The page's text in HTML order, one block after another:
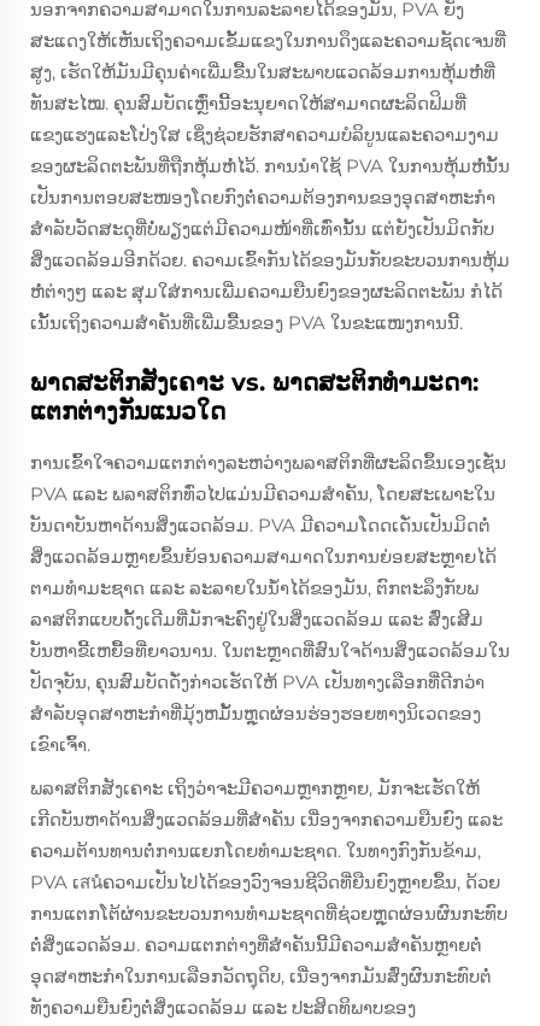
ນອກຈາກຄວາມສາມາດໃນການລະລາຍໄດ້ຂອງມັນ, PVA ຍັງ
ສະແດງໃຫ້ເຫັນເຖິງຄວາມເຂັ້ມແຂງໃນການດຶງແລະຄວາມຊັດເຈນທີ່
ສູງ, ເຮັດໃຫ້ມັນມີຄຸນຄ່າເພີ່ມຂື້ນໃນສະພາບແວດລ້ອມການຫຸ້ມຫໍ່ທີ່
ທັນສະໄໝ. ຄຸນສົມບັດເຫຼົ່ານີ້ອະນຸຍາດໃຫ້ສາມາດຜະລິດຟິມທີ່
ແຂງແຮງແລະໂປ່ງໃສ ເຊິ່ງຊ່ວຍຮັກສາຄວາມບໍລິບູນແລະຄວາມງາມ
ຂອງຜະລິດຕະພັນທີ່ຖືກຫຸ້ມຫໍ່ໄວ້. ການນຳໃຊ້ PVA ໃນການຫຸ້ມຫໍ່ນັ້ນ
ເປັນການຕອບສະໜອງໂດຍກົງຕໍ່ຄວາມຕ້ອງການຂອງອຸດສາຫະກຳ
ສຳລັບວັດສະດຸທີ່ບໍ່ພຽງແຕ່ມີຄວາມໜ້າທີ່ເທົ່ານັ້ນ ແຕ່ຍັງເປັນມິດກັບ
ສິ່ງແວດລ້ອມອີກດ້ວຍ. ຄວາມເຂົ້າກັນໄດ້ຂອງມັນກັບຂະບວນການຫຸ້ມ
ຫໍ່ຕ່າງໆ ແລະ ສຸມໃສ່ການເພີ່ມຄວາມຍືນຍົງຂອງຜະລິດຕະພັນ ກໍໄດ້
ເນັ້ນເຖິງຄວາມສຳຄັນທີ່ເພີ່ມຂື້ນຂອງ PVA ໃນຂະແໜງການນີ້.
ພາດສະຕິກສັງເຄາະ vs. ພາດສະຕິກທຳມະດາ:
ແຕກຕ່າງກັນແນວໃດ
ການເຂົ້າໃຈຄວາມແຕກຕ່າງລະຫວ່າງພລາສຕິກທີ່ຜະລິດຂຶ້ນເອງເຊັ່ນ
PVA ແລະ ພລາສຕິກທົ່ວໄປແມ່ນມີຄວາມສຳຄັນ, ໂດຍສະເພາະໃນ
ບັນດາບັນຫາດ້ານສິ່ງແວດລ້ອມ. PVA ມີຄວາມໂດດເດັ່ນເປັນມິດຕໍ່
ສິ່ງແວດລ້ອມຫຼາຍຂຶ້ນຍ້ອນຄວາມສາມາດໃນການຍ່ອຍສະຫຼາຍໄດ້
ຕາມທຳມະຊາດ ແລະ ລະລາຍໃນນ້ຳໄດ້ຂອງມັນ, ຕົກຕະລຶງກັບພ
ລາສຕິກແບບດັ້ງເດີມທີ່ມັກຈະຄົງຢູ່ໃນສິ່ງແວດລ້ອມ ແລະ ສົ່ງເສີມ
ບັນຫາຂີ້ເຫຍື້ອທີ່ຍາວນານ. ໃນຕະຫຼາດທີ່ສົນໃຈດ້ານສິ່ງແວດລ້ອມໃນ
ປັດຈຸບັນ, ຄຸນສົມບັດດັ່ງກ່າວເຮັດໃຫ້ PVA ເປັນທາງເລືອກທີ່ດີກວ່າ
ສຳລັບອຸດສາຫະກຳທີ່ມຸ້ງຫມັ້ນຫຼຸດຜ່ອນຮ່ອງຮອຍທາງນິເວດຂອງ
ເຂົາເຈົ້າ.
ພລາສຕິກສັງເຄາະ ເຖິງວ່າຈະມີຄວາມຫຼາກຫຼາຍ, ມັກຈະເຮັດໃຫ້
ເກີດບັນຫາດ້ານສິ່ງແວດລ້ອມທີ່ສຳຄັນ ເນື່ອງຈາກຄວາມຍືນຍົງ ແລະ
ຄວາມຕ້ານທານຕໍ່ການແຍກໂດຍທຳມະຊາດ. ໃນທາງກົງກັນຂ້າມ,
PVA ເสนໍຄວາມເປັນໄປໄດ້ຂອງວົງຈອນຊີວິດທີ່ຍືນຍົງຫຼາຍຂຶ້ນ, ດ້ວຍ
ການແຕກໂຕ້ຜ່ານຂະບວນການທຳມະຊາດທີ່ຊ່ວຍຫຼຸດຜ່ອນຜົນກະທົບ
ຕໍ່ສິ່ງແວດລ້ອມ. ຄວາມແຕກຕ່າງທີ່ສຳຄັນນີ້ມີຄວາມສຳຄັນຫຼາຍຕໍ່
ອຸດສາຫະກຳໃນການເລືອກວັດຖຸດິບ, ເນື່ອງຈາກມັນສົ່ງຜົນກະທົບຕໍ່
ທັງຄວາມຍືນຍົງຕໍ່ສິ່ງແວດລ້ອມ ແລະ ປະສິດທິພາບຂອງ